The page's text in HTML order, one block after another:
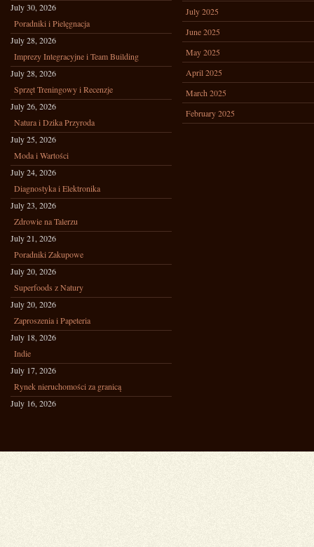
July 30, 2026
Poradniki i Pielęgnacja
July 28, 2026
Imprezy Integracyjne i Team Building
July 28, 2026
Sprzęt Treningowy i Recenzje
July 26, 2026
Natura i Dzika Przyroda
July 25, 2026
Moda i Wartości
July 24, 2026
Diagnostyka i Elektronika
July 23, 2026
Zdrowie na Talerzu
July 21, 2026
Poradniki Zakupowe
July 20, 2026
Superfoods z Natury
July 20, 2026
Zaproszenia i Papeteria
July 18, 2026
Indie
July 17, 2026
Rynek nieruchomości za granicą
July 16, 2026
July 2025
June 2025
May 2025
April 2025
March 2025
February 2025